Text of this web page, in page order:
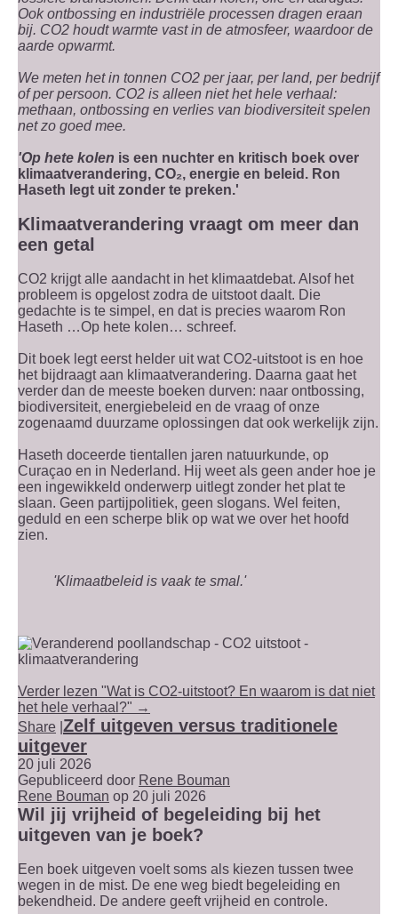
Ook ontbossing en industriële processen dragen eraan
bij. CO2 houdt warmte vast in de atmosfeer, waardoor de
aarde opwarmt.
We meten het in tonnen CO2 per jaar, per land, per bedrijf
of per persoon. CO2 is alleen niet het hele verhaal:
methaan, ontbossing en verlies van biodiversiteit spelen
net zo goed mee.
'Op hete kolen is een nuchter en kritisch boek over
klimaatverandering, CO₂, energie en beleid. Ron
Haseth legt uit zonder te preken.'
Klimaatverandering vraagt om meer dan
een getal
CO2 krijgt alle aandacht in het klimaatdebat. Alsof het
probleem is opgelost zodra de uitstoot daalt. Die
gedachte is te simpel, en dat is precies waarom Ron
Haseth …Op hete kolen… schreef.
Dit boek legt eerst helder uit wat CO2-uitstoot is en hoe
het bijdraagt aan klimaatverandering. Daarna gaat het
verder dan de meeste boeken durven: naar ontbossing,
biodiversiteit, energiebeleid en de vraag of onze
zogenaamd duurzame oplossingen dat ook werkelijk zijn.
Haseth doceerde tientallen jaren natuurkunde, op
Curaçao en in Nederland. Hij weet als geen ander hoe je
een ingewikkeld onderwerp uitlegt zonder het plat te
slaan. Geen partijpolitiek, geen slogans. Wel feiten,
geduld en een scherpe blik op wat we over het hoofd
zien.
'Klimaatbeleid is vaak te smal.'
Verder lezen "Wat is CO2-uitstoot? En waarom is dat niet
het hele verhaal?" →
Share Zelf uitgeven versus traditionele
uitgever
20 juli 2026
Gepubliceerd door Rene Bouman
Rene Bouman op 20 juli 2026
Wil jij vrijheid of begeleiding bij het
uitgeven van je boek?
Een boek uitgeven voelt soms als kiezen tussen twee
wegen in de mist. De ene weg biedt begeleiding en
bekendheid. De andere geeft vrijheid en controle.